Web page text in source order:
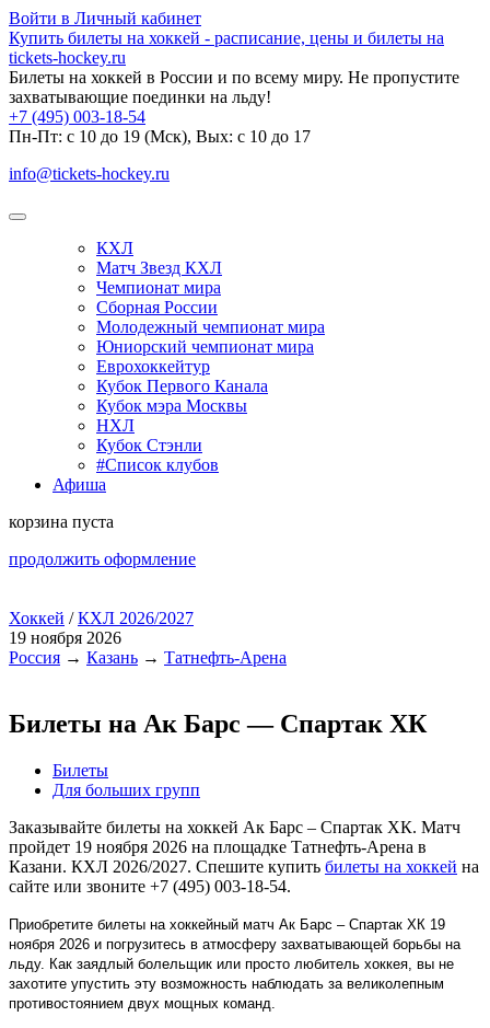
Войти в Личный кабинет
Купить билеты на хоккей - расписание, цены и билеты на
tickets-hockey.ru
Билеты на хоккей в России и по всему миру. Не пропустите
захватывающие поединки на льду!
+7 (495) 003-18-54
Пн-Пт: c 10 до 19 (Мск), Вых: с 10 до 17
info@tickets-hockey.ru
КХЛ
Матч Звезд КХЛ
Чемпионат мира
Сборная России
Молодежный чемпионат мира
Юниорский чемпионат мира
Еврохоккейтур
Кубок Первого Канала
Кубок мэра Москвы
НХЛ
Кубок Стэнли
#Список клубов
Афиша
корзина пуста
продолжить оформление
Хоккей /КХЛ 2026/2027
19 ноября 2026
Россия → Казань → Татнефть-Арена
Билеты на Ак Барс — Спартак ХК
Билеты
Для больших групп
Заказывайте билеты на хоккей Ак Барс – Спартак ХК. Матч
пройдет 19 ноября 2026 на площадке Татнефть-Арена в
Казани. КХЛ 2026/2027. Спешите купить билеты на хоккей на
сайте или звоните +7 (495) 003-18-54.
Приобретите билеты на хоккейный матч Ак Барс – Спартак ХК 19
ноября 2026 и погрузитесь в атмосферу захватывающей борьбы на
льду. Как заядлый болельщик или просто любитель хоккея, вы не
захотите упустить эту возможность наблюдать за великолепным
противостоянием двух мощных команд.